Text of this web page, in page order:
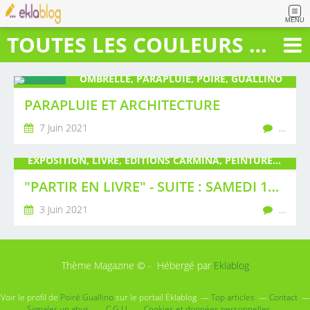
MENU
TOUTES LES COULEURS DU BONHEUR
OMBRELLE, PARAPLUIE, POIRÉ, GUALLINO
PARAPLUIE ET ARCHITECTURE
7 Juin 2021 …
EXPOSITION, LIVRE, ÉDITIONS CARMINA, PEINTURE, SCULPTURE
"PARTIR EN LIVRE" - SUITE : SAMEDI 10 JUILLET
3 Juin 2021 …
Thème Magazine © - Hébergé par Eklablog
Voir le profil de Poiré Guallinosur le portail Eklablog Top articles
Contact